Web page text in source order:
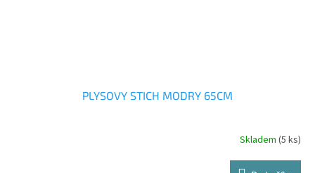
PLYSOVY STICH MODRY 65CM
Skladem (5 ks)